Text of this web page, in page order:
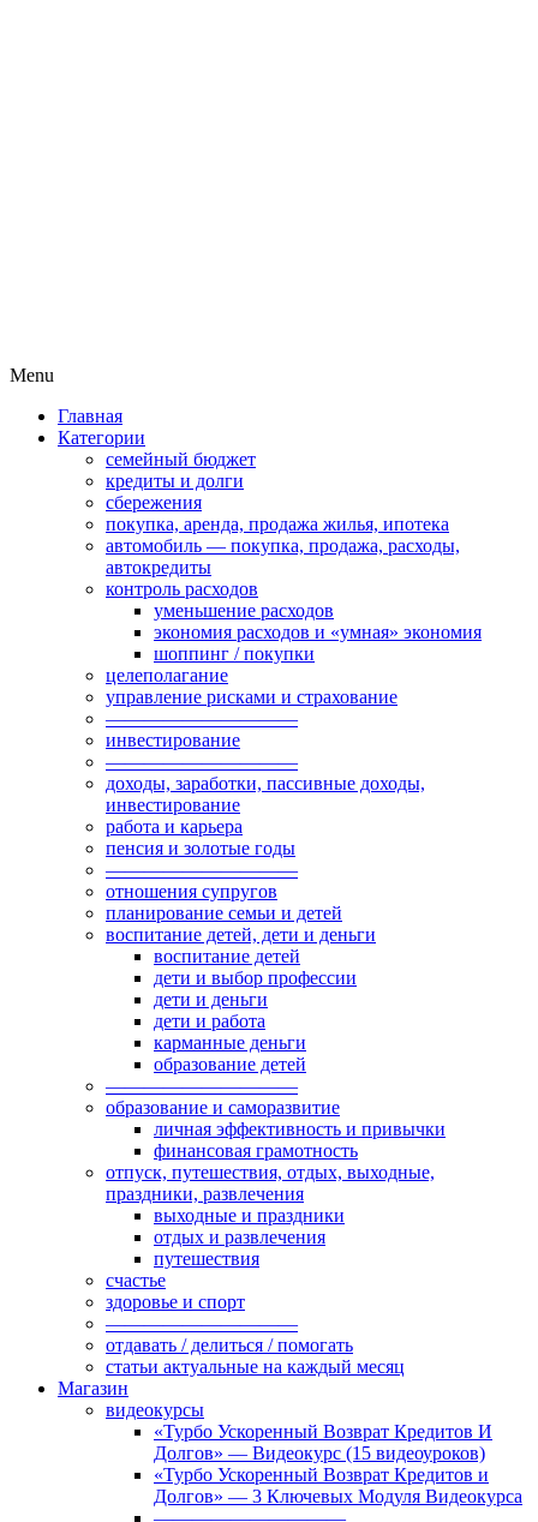
Menu
content
Главная
Категории
семейный бюджет
кредиты и долги
сбережения
покупка, аренда, продажа жилья, ипотека
автомобиль — покупка, продажа, расходы,
автокредиты
контроль расходов
уменьшение расходов
экономия расходов и «умная» экономия
шоппинг / покупки
целеполагание
управление рисками и страхование
——————————
инвестирование
——————————
доходы, заработки, пассивные доходы,
инвестирование
работа и карьера
пенсия и золотые годы
——————————
отношения супругов
планирование семьи и детей
воспитание детей, дети и деньги
воспитание детей
дети и выбор профессии
дети и деньги
дети и работа
карманные деньги
образование детей
——————————
образование и саморазвитие
личная эффективность и привычки
финансовая грамотность
отпуск, путешествия, отдых, выходные,
праздники, развлечения
выходные и праздники
отдых и развлечения
путешествия
счастье
здоровье и спорт
——————————
отдавать / делиться / помогать
статьи актуальные на каждый месяц
Магазин
видеокурсы
«Турбо Ускоренный Возврат Кредитов И
Долгов» — Видеокурс (15 видеоуроков)
«Турбо Ускоренный Возврат Кредитов и
Долгов» — 3 Ключевых Модуля Видеокурса
——————————